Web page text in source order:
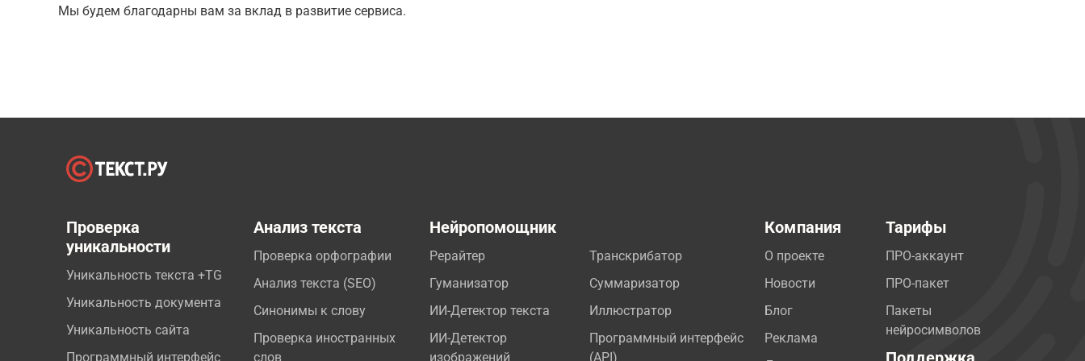
Мы будем благодарны вам за вклад в развитие сервиса.
Проверка
уникальности
Уникальность текста +TG
Уникальность документа
Уникальность сайта
Программный интерфейс
Анализ текста
Проверка орфографии
Анализ текста (SEO)
Синонимы к слову
Проверка иностранных
слов
Нейропомощник
Рерайтер
Гуманизатор
ИИ-Детектор текста
ИИ-Детектор
изображений
Транскрибатор
Суммаризатор
Иллюстратор
Программный интерфейс
(API)
Компания
О проекте
Новости
Блог
Реклама
Тарифы
ПРО-аккаунт
ПРО-пакет
Пакеты
нейросимволов